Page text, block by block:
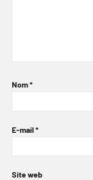
Nom*
E-mail *
Site web